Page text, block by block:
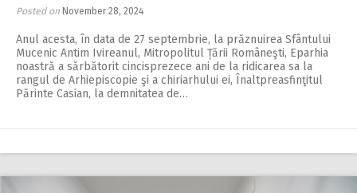
Posted on November 28, 2024
Anul acesta, în data de 27 septembrie, la prăznuirea Sfântului
Mucenic Antim Ivireanul, Mitropolitul Țării Româneşti, Eparhia
noastră a sărbătorit cincisprezece ani de la ridicarea sa la
rangul de Arhiepiscopie şi a chiriarhului ei, Înaltpreasfinţitul
Părinte Casian, la demnitatea de…